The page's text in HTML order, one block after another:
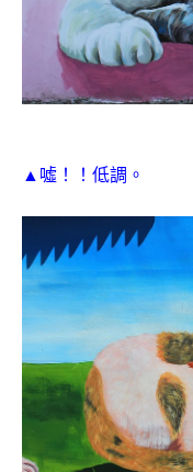
▲噓！！低調。